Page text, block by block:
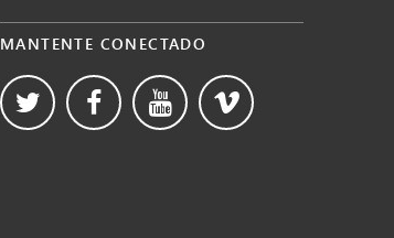
MANTENTE CONECTADO